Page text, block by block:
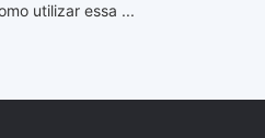
utilizar essa ...